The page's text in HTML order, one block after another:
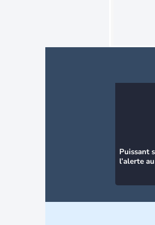
Puissant
l’alerte